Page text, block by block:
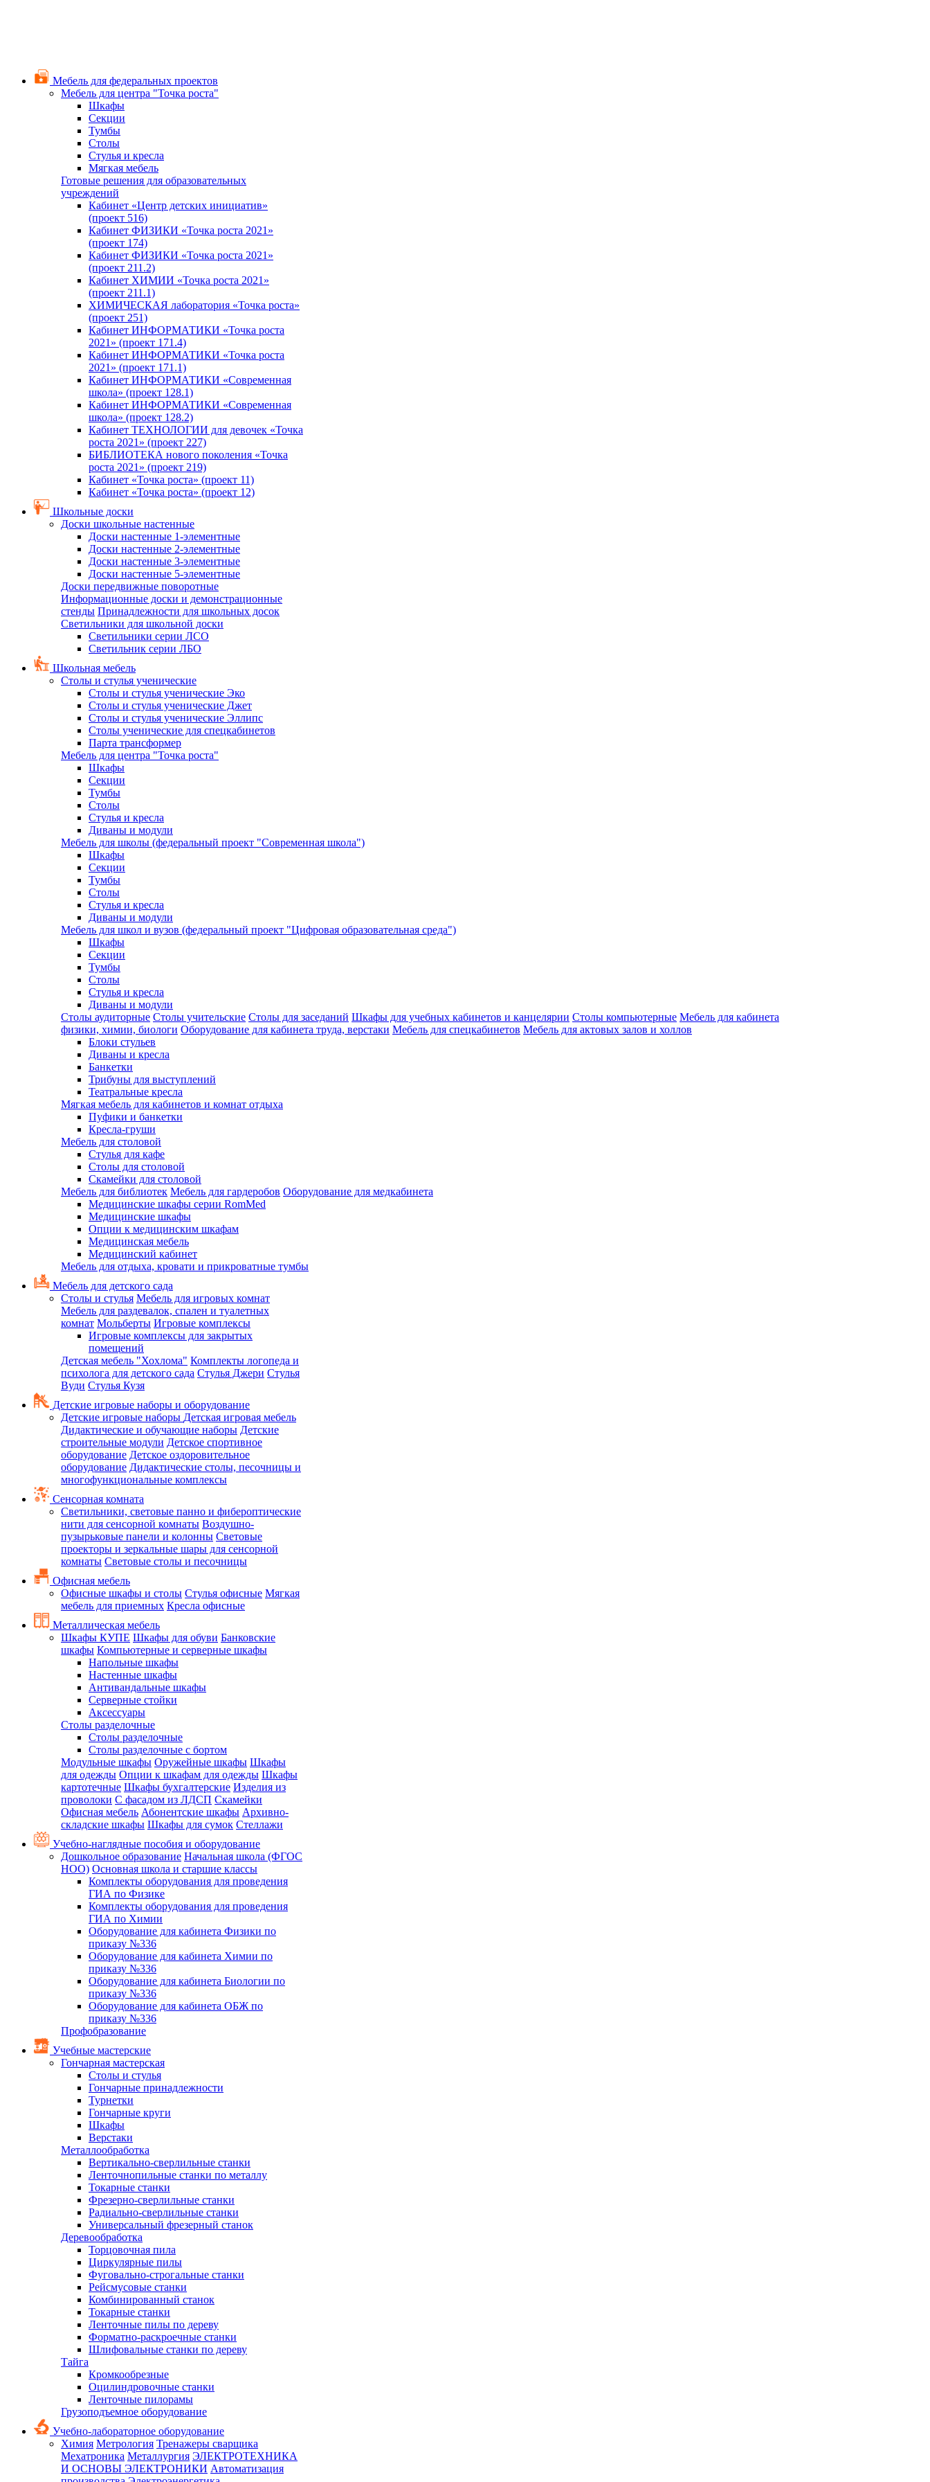
Мебель для федеральных проектов
Мебель для центра "Точка роста"
Шкафы
Секции
Тумбы
Столы
Стулья и кресла
Мягкая мебель
Готовые решения для образовательных
учреждений
Кабинет «Центр детских инициатив»
(проект 516)
Кабинет ФИЗИКИ «Точка роста 2021»
(проект 174)
Кабинет ФИЗИКИ «Точка роста 2021»
(проект 211.2)
Кабинет ХИМИИ «Точка роста 2021»
(проект 211.1)
ХИМИЧЕСКАЯ лаборатория «Точка роста»
(проект 251)
Кабинет ИНФОРМАТИКИ «Точка роста
2021» (проект 171.4)
Кабинет ИНФОРМАТИКИ «Точка роста
2021» (проект 171.1)
Кабинет ИНФОРМАТИКИ «Современная
школа» (проект 128.1)
Кабинет ИНФОРМАТИКИ «Современная
школа» (проект 128.2)
Кабинет ТЕХНОЛОГИИ для девочек «Точка
роста 2021» (проект 227)
БИБЛИОТЕКА нового поколения «Точка
роста 2021» (проект 219)
Кабинет «Точка роста» (проект 11)
Кабинет «Точка роста» (проект 12)
Школьные доски
Доски школьные настенные
Доски настенные 1-элементные
Доски настенные 2-элементные
Доски настенные 3-элементные
Доски настенные 5-элементные
Доски передвижные поворотные
Информационные доски и демонстрационные
стенды Принадлежности для школьных досок
Светильники для школьной доски
Светильники серии ЛСО
Светильник серии ЛБО
Школьная мебель
Столы и стулья ученические
Столы и стулья ученические Эко
Столы и стулья ученические Джет
Столы и стулья ученические Эллипс
Столы ученические для спецкабинетов
Парта трансформер
Мебель для центра "Точка роста"
Шкафы
Секции
Тумбы
Столы
Стулья и кресла
Диваны и модули
Мебель для школы (федеральный проект "Современная школа")
Шкафы
Секции
Тумбы
Столы
Стулья и кресла
Диваны и модули
Мебель для школ и вузов (федеральный проект "Цифровая образовательная среда")
Шкафы
Секции
Тумбы
Столы
Стулья и кресла
Диваны и модули
Столы аудиторные Столы учительские Столы для заседаний Шкафы для учебных кабинетов и канцелярии Столы компьютерные Мебель для кабинета
физики, химии, биологи Оборудование для кабинета труда, верстаки Мебель для спецкабинетов Мебель для актовых залов и холлов
Блоки стульев
Диваны и кресла
Банкетки
Трибуны для выступлений
Театральные кресла
Мягкая мебель для кабинетов и комнат отдыха
Пуфики и банкетки
Кресла-груши
Мебель для столовой
Cтулья для кафе
Cтолы для столовой
Скамейки для столовой
Мебель для библиотек Мебель для гардеробов Оборудование для медкабинета
Медицинские шкафы серии RomMed
Медицинские шкафы
Опции к медицинским шкафам
Медицинская мебель
Медицинский кабинет
Мебель для отдыха, кровати и прикроватные тумбы
Мебель для детского сада
Столы и стулья Мебель для игровых комнат
Мебель для раздевалок, спален и туалетных
комнат Мольберты Игровые комплексы
Игровые комплексы для закрытых
помещений
Детская мебель "Хохлома" Комплекты логопеда и
психолога для детского сада Стулья Джери Стулья
Вуди Стулья Кузя
Детские игровые наборы и оборудование
Детские игровые наборы Детская игровая мебель
Дидактические и обучающие наборы Детские
строительные модули Детское спортивное
оборудование Детское оздоровительное
оборудование Дидактические столы, песочницы и
многофункциональные комплексы
Сенсорная комната
Светильники, световые панно и фибероптические
нити для сенсорной комнаты Воздушно-
пузырьковые панели и колонны Световые
проекторы и зеркальные шары для сенсорной
комнаты Световые столы и песочницы
Офисная мебель
Офисные шкафы и столы Стулья офисные Мягкая
мебель для приемных Кресла офисные
Металлическая мебель
Шкафы КУПЕ Шкафы для обуви Банковские
шкафы Компьютерные и серверные шкафы
Напольные шкафы
Настенные шкафы
Антивандальные шкафы
Серверные стойки
Аксессуары
Столы разделочные
Столы разделочные
Столы разделочные с бортом
Модульные шкафы Оружейные шкафы Шкафы
для одежды Опции к шкафам для одежды Шкафы
картотечные Шкафы бухгалтерские Изделия из
проволоки С фасадом из ЛДСП Скамейки
Офисная мебель Абонентские шкафы Архивно-
складские шкафы Шкафы для сумок Стеллажи
Учебно-наглядные пособия и оборудование
Дошкольное образование Начальная школа (ФГОС
НОО) Основная школа и старшие классы
Комплекты оборудования для проведения
ГИА по Физике
Комплекты оборудования для проведения
ГИА по Химии
Оборудование для кабинета Физики по
приказу №336
Оборудование для кабинета Химии по
приказу №336
Оборудование для кабинета Биологии по
приказу №336
Оборудование для кабинета ОБЖ по
приказу №336
Профобразование
Учебные мастерские
Гончарная мастерская
Столы и стулья
Гончарные принадлежности
Турнетки
Гончарные круги
Шкафы
Верстаки
Металлообработка
Вертикально-сверлильные станки
Ленточнопильные станки по металлу
Токарные станки
Фрезерно-сверлильные станки
Радиально-сверлильные станки
Универсальный фрезерный станок
Деревообработка
Торцовочная пила
Циркулярные пилы
Фуговально-строгальные станки
Рейсмусовые станки
Комбинированный станок
Токарные станки
Ленточные пилы по дереву
Форматно-раскроечные станки
Шлифовальные станки по дереву
Тайга
Кромкообрезные
Оцилиндровочные станки
Ленточные пилорамы
Грузоподъемное оборудование
Учебно-лабораторное оборудование
Химия Метрология Тренажеры сварщика
Мехатроника Металлургия ЭЛЕКТРОТЕХНИКА
И ОСНОВЫ ЭЛЕКТРОНИКИ Автоматизация